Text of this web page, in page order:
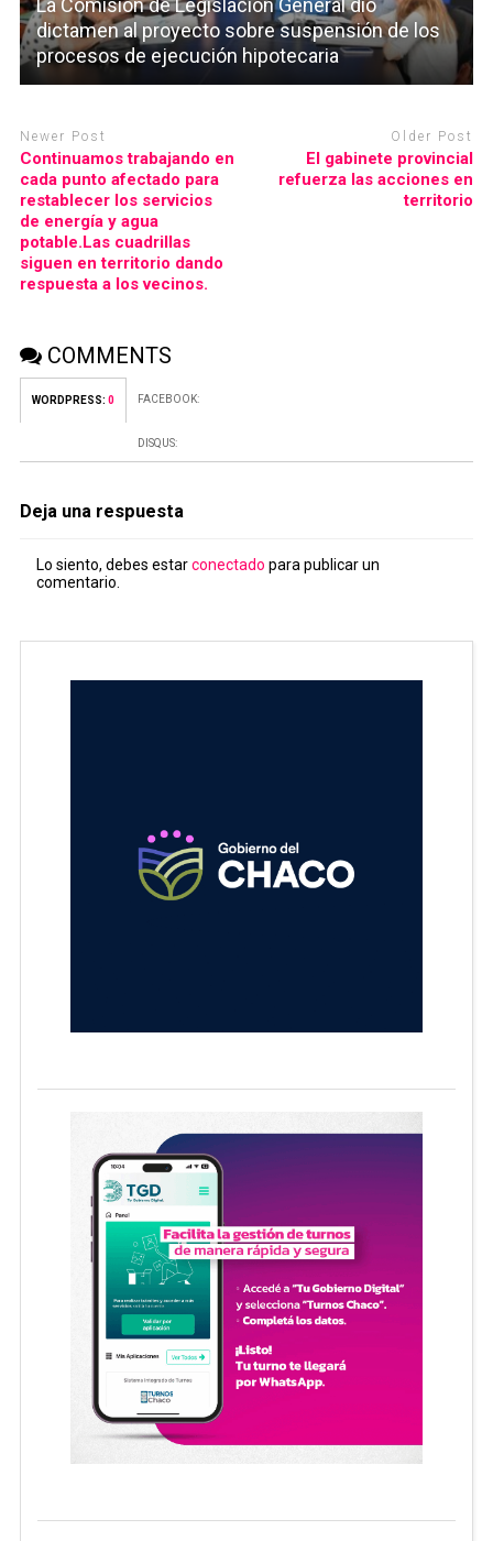
dictamen al proyecto sobre suspensión de los
procesos de ejecución hipotecaria
Newer Post
Continuamos trabajando en
cada punto afectado para
restablecer los servicios
de energía y agua
potable.Las cuadrillas
siguen en territorio dando
respuesta a los vecinos.
Older Post
El gabinete provincial
refuerza las acciones en
territorio
COMMENTS
WORDPRESS: 0 FACEBOOK:
DISQUS:
Deja una respuesta
Lo siento, debes estarconectado para publicar un
comentario.